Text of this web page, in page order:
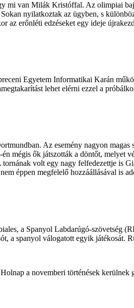
mi van Milák Kristóffal. Az olimpiai
nyilatkoztak az ügyben, s
az erőnléti edzéseket egy ideje
Egyetem Informatikai Karán
lehet elérni ezzel a
Az esemény nagyon
mégis ők játszották a döntőt,
volt egy nagy felfedezettje is
éppen megfelelő hozzáállásával is
a Spanyol Labdarúgó-szövetség
a spanyol válogatott egyik játékosát.
a novemberi történések kerülnek